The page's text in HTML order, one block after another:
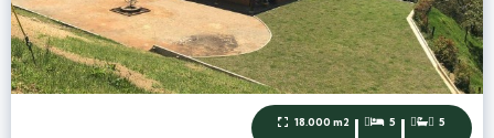
 18.000 m2 |  5 |  5